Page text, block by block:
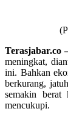
Terasjabar.co
meningkat,
ini. Bahkan
berkurang,
semakin berat
mencukupi.